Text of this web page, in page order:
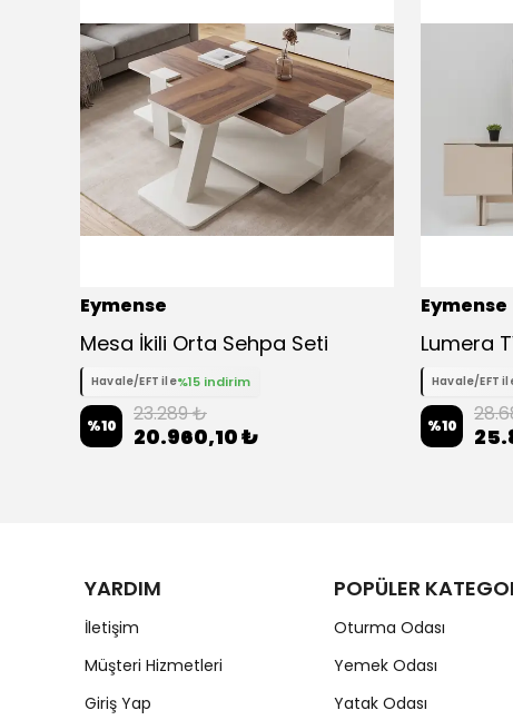
Eymense
Mesa İkili Orta Sehpa Seti
Havale/EFT ile%15 indirim
%10 23.289 ₺
20.960,10 ₺
Eymense
Lumera
Havale/EFT
%10
YARDIM
İletişim
Müşteri Hizmetleri
Giriş Yap
POPÜLER
Oturma Odası
Yemek Odası
Yatak Odası